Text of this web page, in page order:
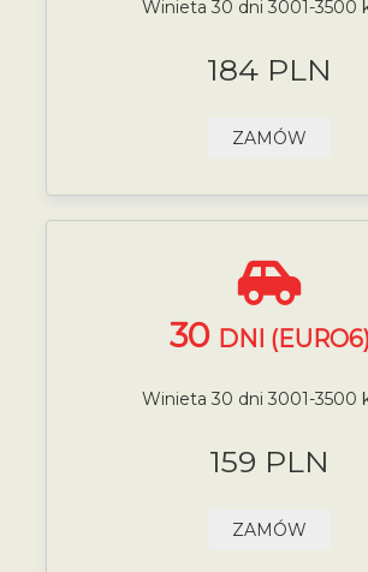
Winieta 30 dni 3001-3500
184 PLN
ZAMÓW
30 DNI (EURO6)
Winieta 30 dni 3001-3500
159 PLN
ZAMÓW